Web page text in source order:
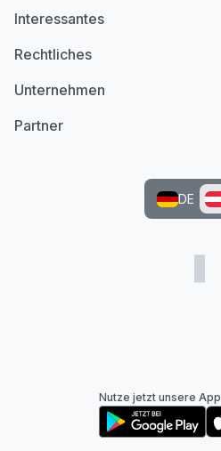
Interessantes
Rechtliches
Unternehmen
Partner
DE
Nutze jetzt unsere App